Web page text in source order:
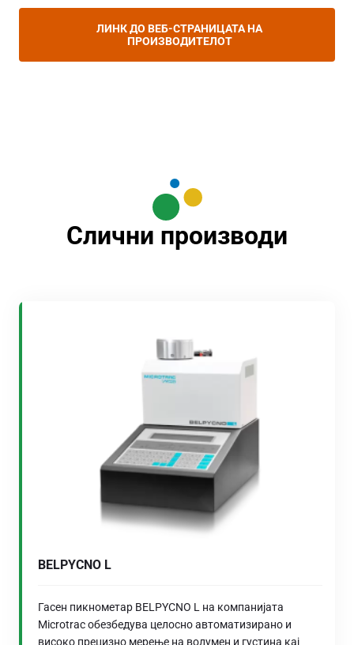
ЛИНК ДО ВЕБ-СТРАНИЦАТА НА
ПРОИЗВОДИТЕЛОТ
Слични производи
BELPYCNO L
Гасен пикнометар BELPYCNO L на компанијата
Microtrac обезбедува целосно автоматизирано и
високо прецизно мерење на волумен и густина кај